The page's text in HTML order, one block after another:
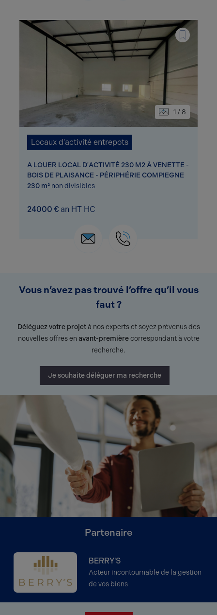
1 / 8
Locaux d'activité entrepots
A LOUER LOCAL D'ACTIVITÉ 230 M2 À VENETTE -
BOIS DE PLAISANCE - PÉRIPHÉRIE COMPIEGNE
230 m² non divisibles
24000 € an HT HC
Vous n’avez pas trouvé l’offre qu’il vous
faut ?
Déléguez votre projetà nos experts et soyez prévenus des
nouvelles offres en avant-premièrecorrespondant à votre
recherche.
Je souhaite déléguer ma recherche
Partenaire
BERRY'S
Acteur incontournable de la gestion
de vos biens